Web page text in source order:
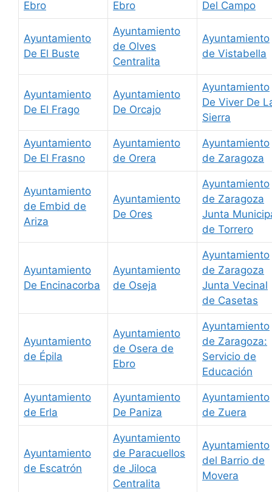
Ebro
Ebro
Del Campo
Ayuntamiento
De El Buste
Ayuntamiento
de Olves
Centralita
Ayuntamiento
de Vistabella
Ayuntamiento
De El Frago
Ayuntamiento
De Orcajo
Ayuntamiento
De Viver De
Sierra
Ayuntamiento
De El Frasno
Ayuntamiento
de Orera
Ayuntamiento
de Zaragoza
Ayuntamiento
de Embid de
Ariza
Ayuntamiento
De Ores
Ayuntamiento
de Zaragoza
Junta
de Torrero
Ayuntamiento
De Encinacorba
Ayuntamiento
de Oseja
Ayuntamiento
de Zaragoza
Junta Vecinal
de Casetas
Ayuntamiento
de Épila
Ayuntamiento
de Osera de
Ebro
Ayuntamiento
de Zaragoza:
Servicio de
Educación
Ayuntamiento
de Erla
Ayuntamiento
De Paniza
Ayuntamiento
de Zuera
Ayuntamiento
de Escatrón
Ayuntamiento
de Paracuellos
de Jiloca
Centralita
Ayuntamiento
del Barrio de
Movera